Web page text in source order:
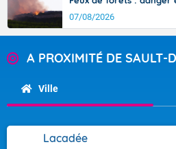
07/08/2026
A PROXIMITÉ DE SAULT-
Ville
Lacadée